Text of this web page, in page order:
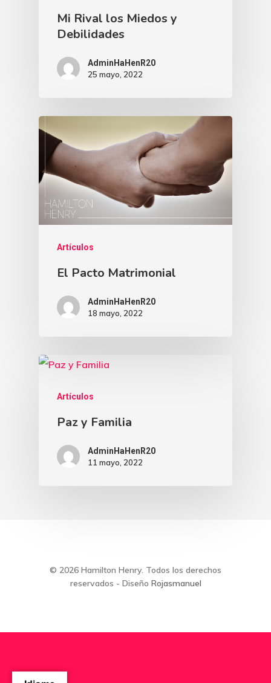
Mi Rival los Miedos y
Debilidades
AdminHaHenR20
25 mayo, 2022
Artículos
El Pacto Matrimonial
AdminHaHenR20
18 mayo, 2022
Artículos
Paz y Familia
AdminHaHenR20
11 mayo, 2022
© 2026 Hamilton Henry. Todos los derechos
reservados - Diseño Rojasmanuel